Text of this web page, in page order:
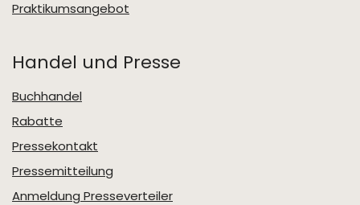
Praktikumsangebot
Handel und Presse
Buchhandel
Rabatte
Pressekontakt
Pressemitteilung
Anmeldung Presseverteiler